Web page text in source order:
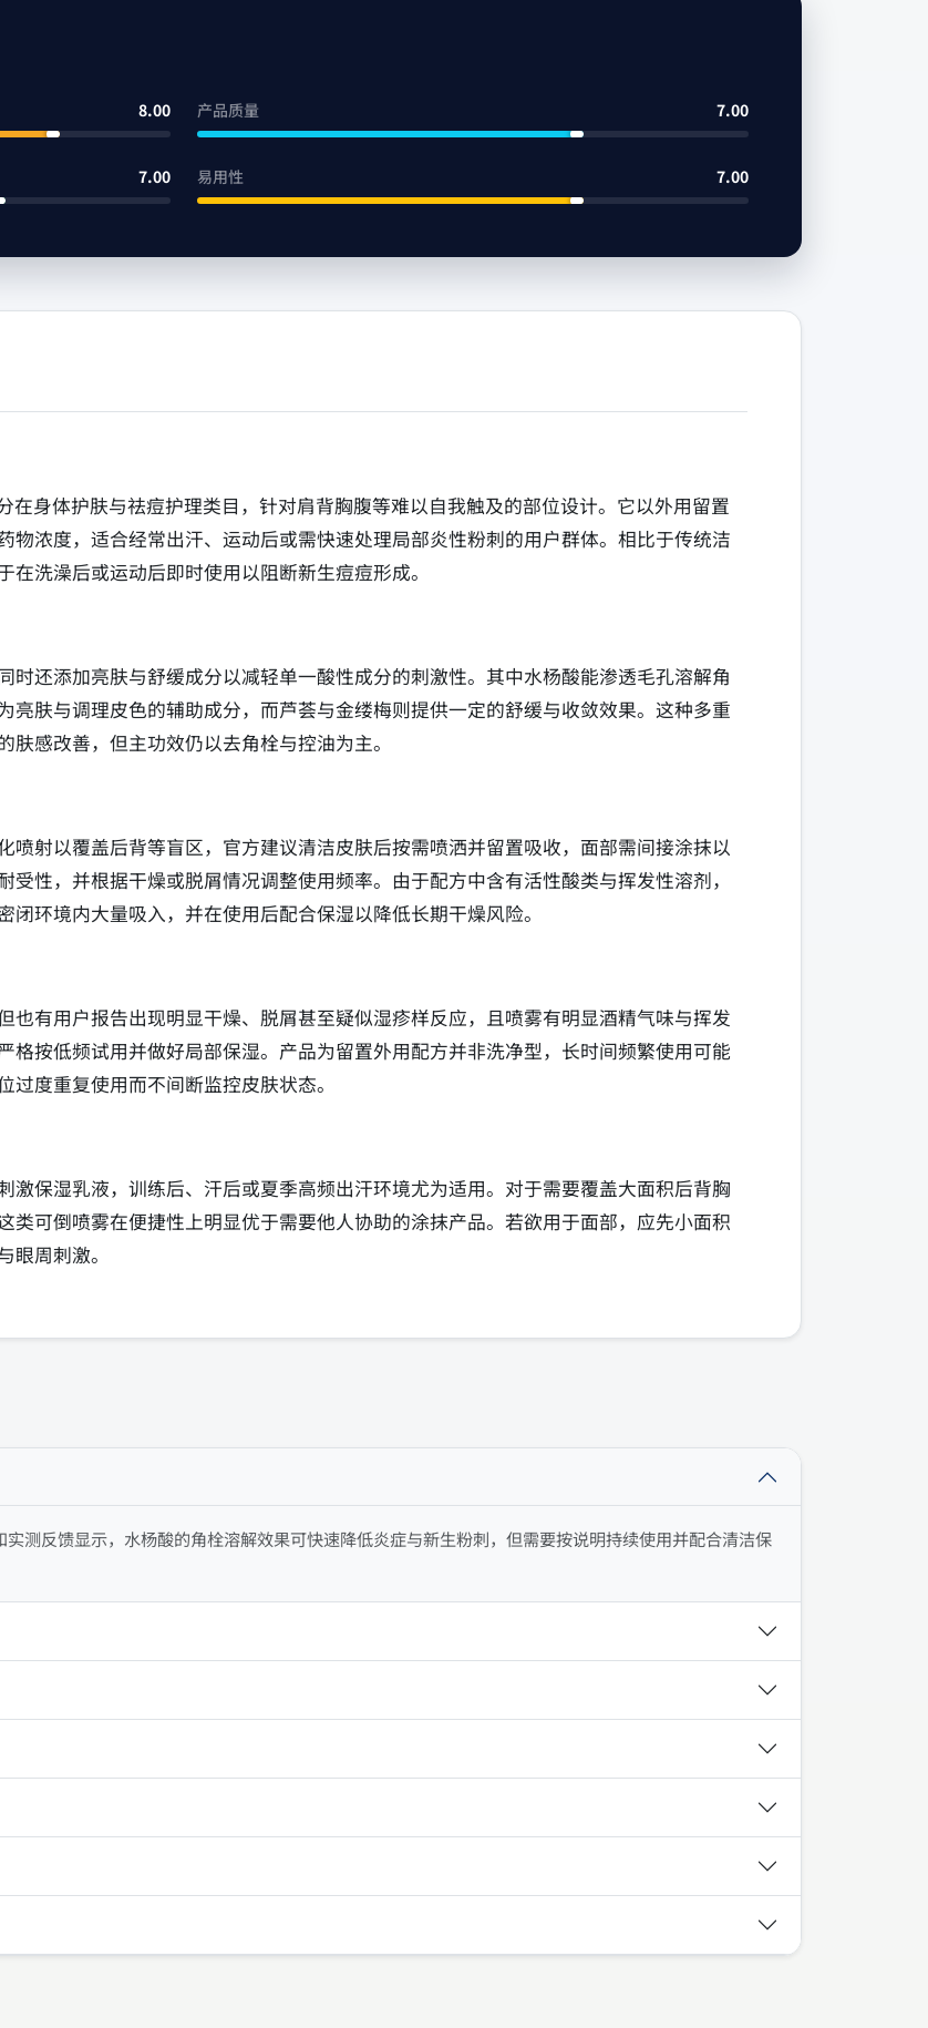
8.00 产品质量 7.00
7.00 易用性 7.00
在身体护肤与祛痘护理类目，针对肩背胸腹等难以自我触及的部位设计。它以外用留置
物浓度，适合经常出汗、运动后或需快速处理局部炎性粉刺的用户群体。相比于传统洁
洗澡后或运动后即时使用以阻断新生痘痘形成。
时还添加亮肤与舒缓成分以减轻单一酸性成分的刺激性。其中水杨酸能渗透毛孔溶解角
亮肤与调理皮色的辅助成分，而芦荟与金缕梅则提供一定的舒缓与收敛效果。这种多重
感改善，但主功效仍以去角栓与控油为主。
喷射以覆盖后背等盲区，官方建议清洁皮肤后按需喷洒并留置吸收，面部需间接涂抹以
性，并根据干燥或脱屑情况调整使用频率。由于配方中含有活性酸类与挥发性溶剂，
环境内大量吸入，并在使用后配合保湿以降低长期干燥风险。
也有用户报告出现明显干燥、脱屑甚至疑似湿疹样反应，且喷雾有明显酒精气味与挥发
格按低频试用并做好局部保湿。产品为留置外用配方并非洗净型，长时间频繁使用可能
度重复使用而不间断监控皮肤状态。
激保湿乳液，训练后、汗后或夏季高频出汗环境尤为适用。对于需要覆盖大面积后背胸
类可倒喷雾在便捷性上明显优于需要他人协助的涂抹产品。若欲用于面部，应先小面积
周刺激。
实测反馈显示，水杨酸的角栓溶解效果可快速降低炎症与新生粉刺，但需要按说明持续使用并配合清洁保